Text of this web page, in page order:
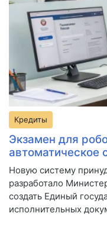
Кредиты
Экзамен для
автоматическое
Новую систему
разработало
создать Единый
исполнительных